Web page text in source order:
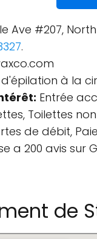
Ave #207,
.
à la
Entrée
Toilettes
de débit,
a 200 avis sur
de